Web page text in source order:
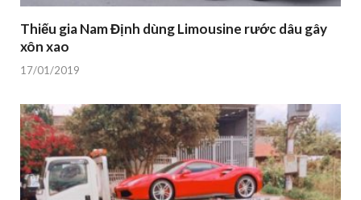
Thiếu gia Nam Định dùng Limousine rước dâu gây
xôn xao
17/01/2019